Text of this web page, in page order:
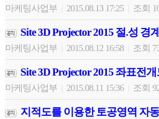
마케팅사업부 2015.08.13 17:25 조회
Site 3D Projector 2015 절.성 경
마케팅사업부 2015.08.12 16:58 조회
Site 3D Projector 2015 좌표전
마케팅사업부 2015.08.11 15:36 조회
지적도를 이용한 토공영역 자